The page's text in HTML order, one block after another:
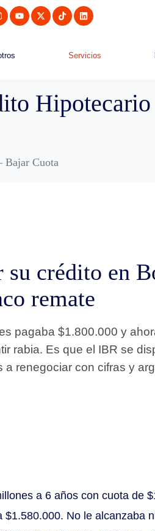
Servicios
Bajar Cuota
su crédito en
remate
pagaba $1.800.000 y
rabia. Es que el IBR se
renegociar con cifras y
a 6 años con cuota de
No le alcanzaba